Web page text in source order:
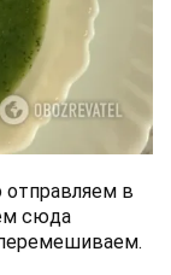
отправляем в
сюда
перемешиваем.